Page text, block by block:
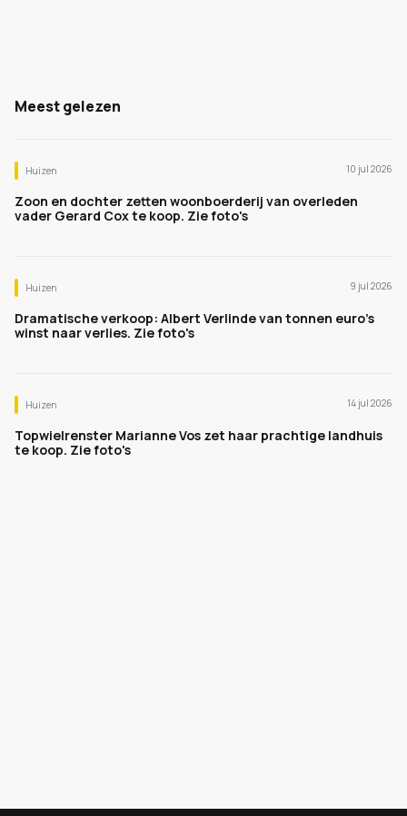
Meest gelezen
Huizen 10 jul 2026
Zoon en dochter zetten woonboerderij van overleden
vader Gerard Cox te koop. Zie foto's
Huizen 9 jul 2026
Dramatische verkoop: Albert Verlinde van tonnen euro's
winst naar verlies. Zie foto's
Huizen 14 jul 2026
Topwielrenster Marianne Vos zet haar prachtige landhuis
te koop. Zie foto's